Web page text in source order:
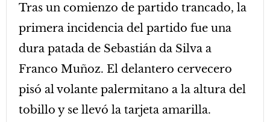
Tras un comienzo de partido trancado, la
primera incidencia del partido fue una
dura patada de Sebastián da Silva a
Franco Muñoz. El delantero cervecero
pisó al volante palermitano a la altura del
tobillo y se llevó la tarjeta amarilla.